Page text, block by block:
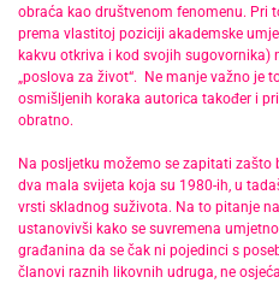
obraća kao društvenom fenomenu. Pri
prema vlastitoj poziciji akademske
kakvu otkriva i kod svojih sugovornika)
„poslova za život“. Ne manje važno je
osmišljenih koraka autorica također i
obratno.
Na posljetku možemo se zapitati
dva mala svijeta koja su 1980-ih, u
vrsti skladnog suživota. Na to pitanje
ustanovivši kako se suvremena
građanina da se čak ni pojedinci s
članovi raznih likovnih udruga, ne